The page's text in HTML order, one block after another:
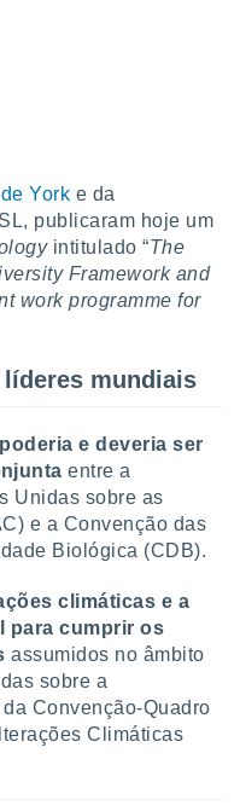
York e da
publicaram hoje um
intitulado “The
Framework and
work programme for
mundiais
e deveria ser
entre a
Unidas sobre as
e a Convenção das
Biológica (CDB).
climáticas e a
para cumprir os
assumidos no âmbito
sobre a
Convenção-Quadro
Climáticas